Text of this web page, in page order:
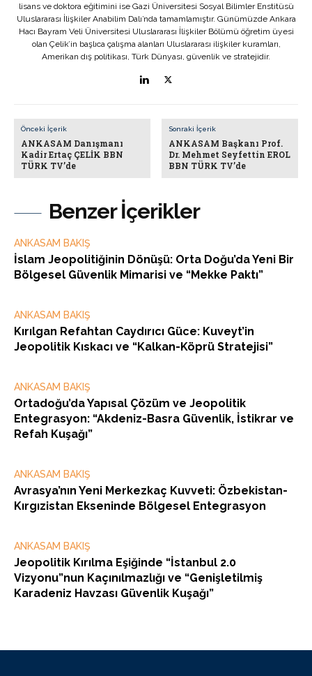
Benzer İçerikler
ANKASAM BAKIŞ
İslam Jeopolitiğinin Dönüşü: Orta Doğu’da Yeni Bir
Bölgesel Güvenlik Mimarisi ve “Mekke Paktı”
ANKASAM BAKIŞ
Kırılgan Refahtan Caydırıcı Güce: Kuveyt’in
Jeopolitik Kıskacı ve “Kalkan-Köprü Stratejisi”
ANKASAM BAKIŞ
Ortadoğu’da Yapısal Çözüm ve Jeopolitik
Entegrasyon: “Akdeniz-Basra Güvenlik, İstikrar ve
Refah Kuşağı”
ANKASAM BAKIŞ
Avrasya’nın Yeni Merkezkaç Kuvveti: Özbekistan-
Kırgızistan Ekseninde Bölgesel Entegrasyon
ANKASAM BAKIŞ
Jeopolitik Kırılma Eşiğinde “İstanbul 2.0
Vizyonu”nun Kaçınılmazlığı ve “Genişletilmiş
Karadeniz Havzası Güvenlik Kuşağı”
lisans ve doktora eğitimini ise Gazi Üniversitesi Sosyal Bilimler Enstitüsü
Uluslararası İlişkiler Anabilim Dalı’nda tamamlamıştır. Günümüzde Ankara
Hacı Bayram Veli Üniversitesi Uluslararası İlişkiler Bölümü öğretim üyesi
olan Çelik’in başlıca çalışma alanları Uluslararası ilişkiler kuramları,
Amerikan dış politikası, Türk Dünyası, güvenlik ve stratejidir.
Önceki İçerik
ANKASAM Danışmanı
Kadir Ertaç ÇELİK BBN
TÜRK TV’de
Sonraki İçerik
ANKASAM Başkanı Prof.
Dr. Mehmet Seyfettin EROL
BBN TÜRK TV’de